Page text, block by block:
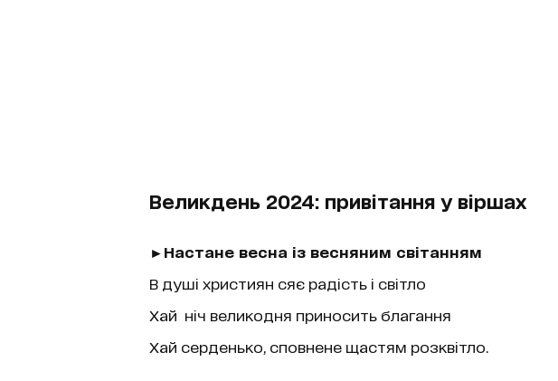
Великдень 2024: привітання у віршах
►Настане весна із весняним світанням
В душі християн сяє радість і світло
Хай ніч великодня приносить благання
Хай серденько, сповнене щастям розквітло.